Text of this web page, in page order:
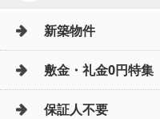
新築物件
敷金・礼金0円特集
保証人不要